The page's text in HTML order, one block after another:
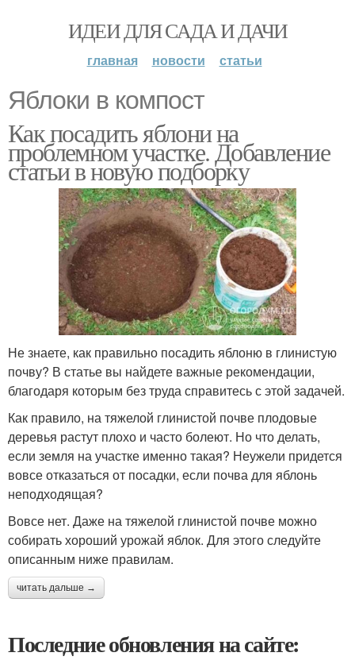
ИДЕИ ДЛЯ САДА И ДАЧИ
главная новости статьи
Яблоки в компост
Как посадить яблони на
проблемном участке. Добавление
статьи в новую подборку
Не знаете, как правильно посадить яблоню в глинистую
почву? В статье вы найдете важные рекомендации,
благодаря которым без труда справитесь с этой задачей.
Как правило, на тяжелой глинистой почве плодовые
деревья растут плохо и часто болеют. Но что делать,
если земля на участке именно такая? Неужели придется
вовсе отказаться от посадки, если почва для яблонь
неподходящая?
Вовсе нет. Даже на тяжелой глинистой почве можно
собирать хороший урожай яблок. Для этого следуйте
описанным ниже правилам.
читать дальше →
Последние обновления на сайте: